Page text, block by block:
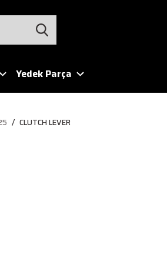
Yedek Parça
CLUTCH LEVER